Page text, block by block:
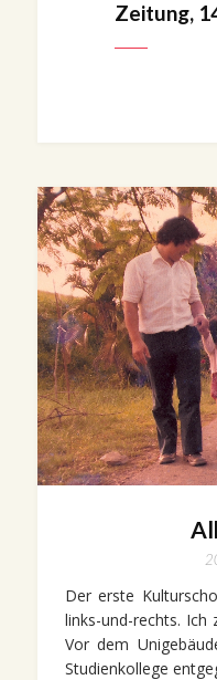
Zeitung,
Der erste
links-und-rechts. Ich
Vor dem
Studienkollege